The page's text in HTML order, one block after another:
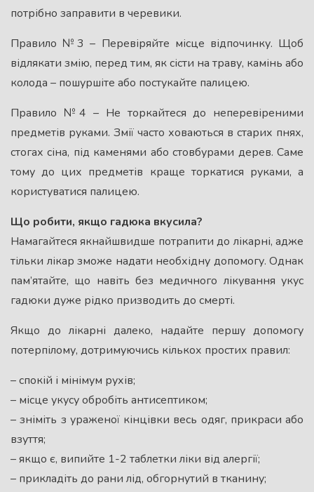
потрібно заправити в черевики.
Правило №3 – Перевіряйте місце відпочинку. Щоб
відлякати змію, перед тим, як сісти на траву, камінь або
колода – пошуршіте або постукайте палицею.
Правило №4 – Не торкайтеся до неперевіреними
предметів руками. Змії часто ховаються в старих пнях,
стогах сіна, під каменями або стовбурами дерев. Саме
тому до цих предметів краще торкатися руками, а
користуватися палицею.
Що робити, якщо гадюка вкусила?
Намагайтеся якнайшвидше потрапити до лікарні, адже
тільки лікар зможе надати необхідну допомогу. Однак
пам’ятайте, що навіть без медичного лікування укус
гадюки дуже рідко призводить до смерті.
Якщо до лікарні далеко, надайте першу допомогу
потерпілому, дотримуючись кількох простих правил:
– спокій і мінімум рухів;
– місце укусу обробіть антисептиком;
– зніміть з ураженої кінцівки весь одяг, прикраси або
взуття;
– якщо є, випийте 1-2 таблетки ліки від алергії;
– прикладіть до рани лід, обгорнутий в тканину;